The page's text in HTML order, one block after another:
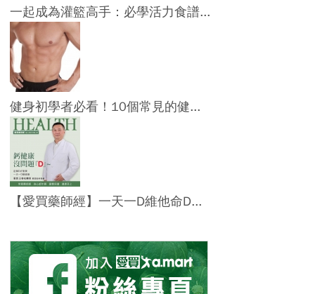
一起成為灌籃高手：必學活力食譜...
健身初學者必看！10個常見的健...
【愛買藥師經】一天一D維他命D...